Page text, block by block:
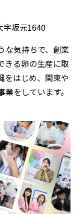
字坂元1640
な気持ちで、創業
きる卵の生産に取
をはじめ、関東や
をしています。